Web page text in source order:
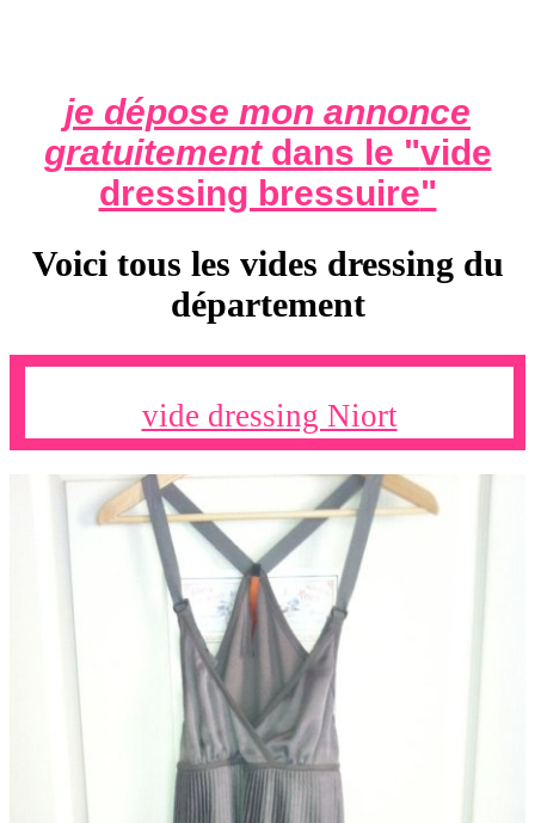
je dépose mon annonce
gratuitementdans le "vide
dressing bressuire"
Voici tous les vides dressing du
département
vide dressing Niort